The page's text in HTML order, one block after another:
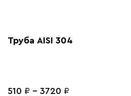
Труба AISI 304
510 ₽ - 3720 ₽